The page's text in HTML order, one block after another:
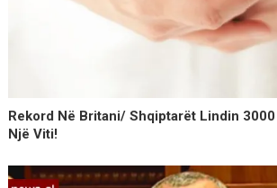
Rekord Në Britani/ Shqiptarët Lindin
Një Viti!